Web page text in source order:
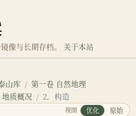
像与长期存档。 关于本站
山库
第一卷 自然地理
质概况 2．构造
视图 优化 原始